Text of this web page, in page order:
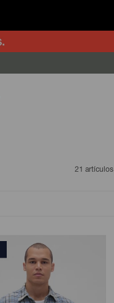
21 artículos